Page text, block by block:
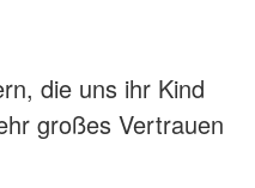
die uns ihr Kind
großes Vertrauen